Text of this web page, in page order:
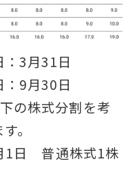
3月31日
9月30日
の株式分割を考
。
1日 普通株式1株